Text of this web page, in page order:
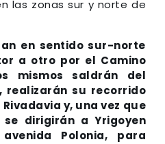
las zonas sur y norte de
en sentido sur-norte
a otro por el Camino
mismos saldrán del
realizarán su recorrido
y, una vez que
dirigirán a Yrigoyen
Polonia, para